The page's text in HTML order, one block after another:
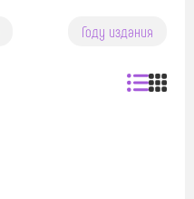
Году издания